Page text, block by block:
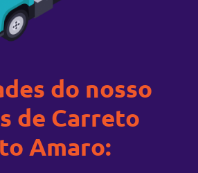
do nosso
de Carreto
Amaro: